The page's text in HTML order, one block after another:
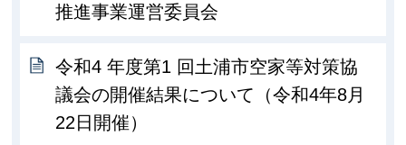
推進事業運営委員会
令和4 年度第1 回土浦市空家等対策協
議会の開催結果について（令和4年8月
22日開催）